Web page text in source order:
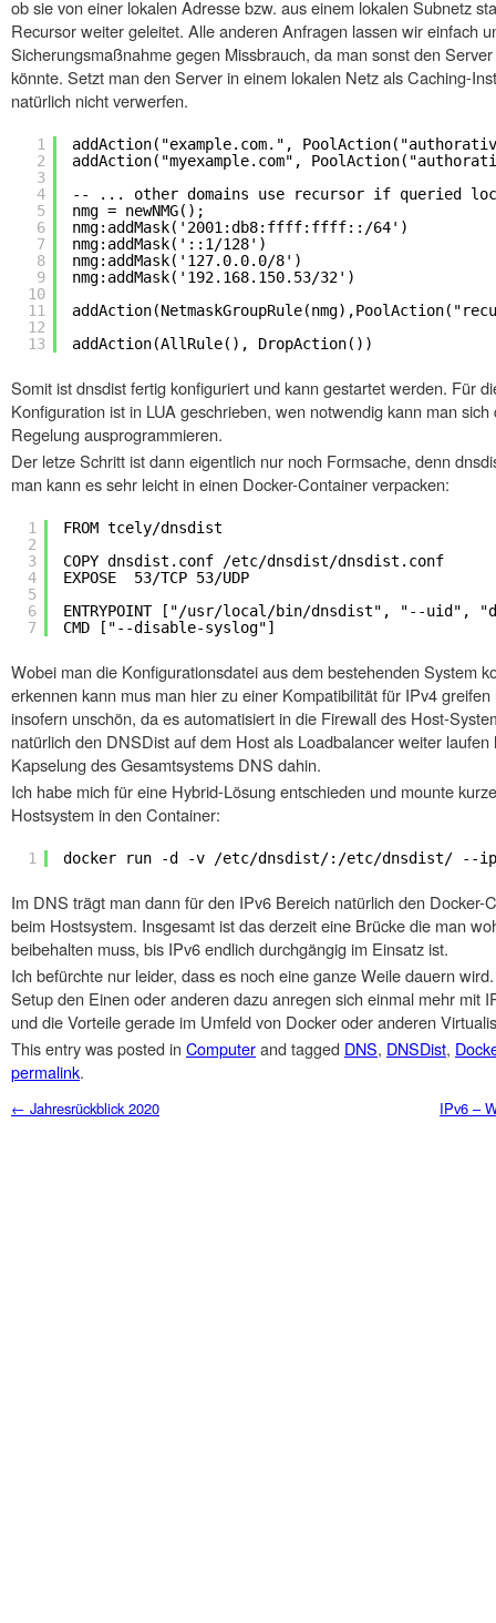
ob sie von einer lokalen Adresse bzw. aus einem lokalen Subnetz
Recursor weiter geleitet. Alle anderen Anfragen lassen wir einfach
Sicherungsmaßnahme gegen Missbrauch, da man sonst den
könnte. Setzt man den Server in einem lokalen Netz als Caching-
natürlich nicht verwerfen.
1
2
3
4
5
6
7
8
9
10
11
12
13
addAction("example.com.",
addAction("myexample.com",
-- ... other domains use recursor if queried
nmg = newNMG();
nmg:addMask('2001:db8:ffff:ffff::/64')
nmg:addMask('::1/128')
nmg:addMask('127.0.0.0/8')
nmg:addMask('192.168.150.53/32')
addAction(AllRule(), DropAction())
Somit ist dnsdist fertig konfiguriert und kann gestartet werden. Für
Konfiguration ist in LUA geschrieben, wen notwendig kann man
Regelung ausprogrammieren.
Der letze Schritt ist dann eigentlich nur noch Formsache, denn
man kann es sehr leicht in einen Docker-Container verpacken:
1
2
3
4
5
6
7
FROM tcely/dnsdist
COPY dnsdist.conf /etc/dnsdist/dnsdist.conf
EXPOSE  53/TCP 53/UDP
ENTRYPOINT ["/usr/local/bin/dnsdist", "--
CMD ["--disable-syslog"]
Wobei man die Konfigurationsdatei aus dem bestehenden System
erkennen kann mus man hier zu einer Kompatibilität für IPv4
insofern unschön, da es automatisiert in die Firewall des Host-
natürlich den DNSDist auf dem Host als Loadbalancer weiter
Kapselung des Gesamtsystems DNS dahin.
Ich habe mich für eine Hybrid-Lösung entschieden und mounte
Hostsystem in den Container:
1 docker run -d -v /etc/dnsdist/:/etc/dnsdist/ --
Im DNS trägt man dann für den IPv6 Bereich natürlich den Docker-
beim Hostsystem. Insgesamt ist das derzeit eine Brücke die man
beibehalten muss, bis IPv6 endlich durchgängig im Einsatz ist.
Ich befürchte nur leider, dass es noch eine ganze Weile dauern
Setup den Einen oder anderen dazu anregen sich einmal mehr mit
und die Vorteile gerade im Umfeld von Docker oder anderen
This entry was posted in Computerand tagged DNS, DNSDist,
permalink.
Post navigation
← Jahresrückblick 2020 IPv6 –